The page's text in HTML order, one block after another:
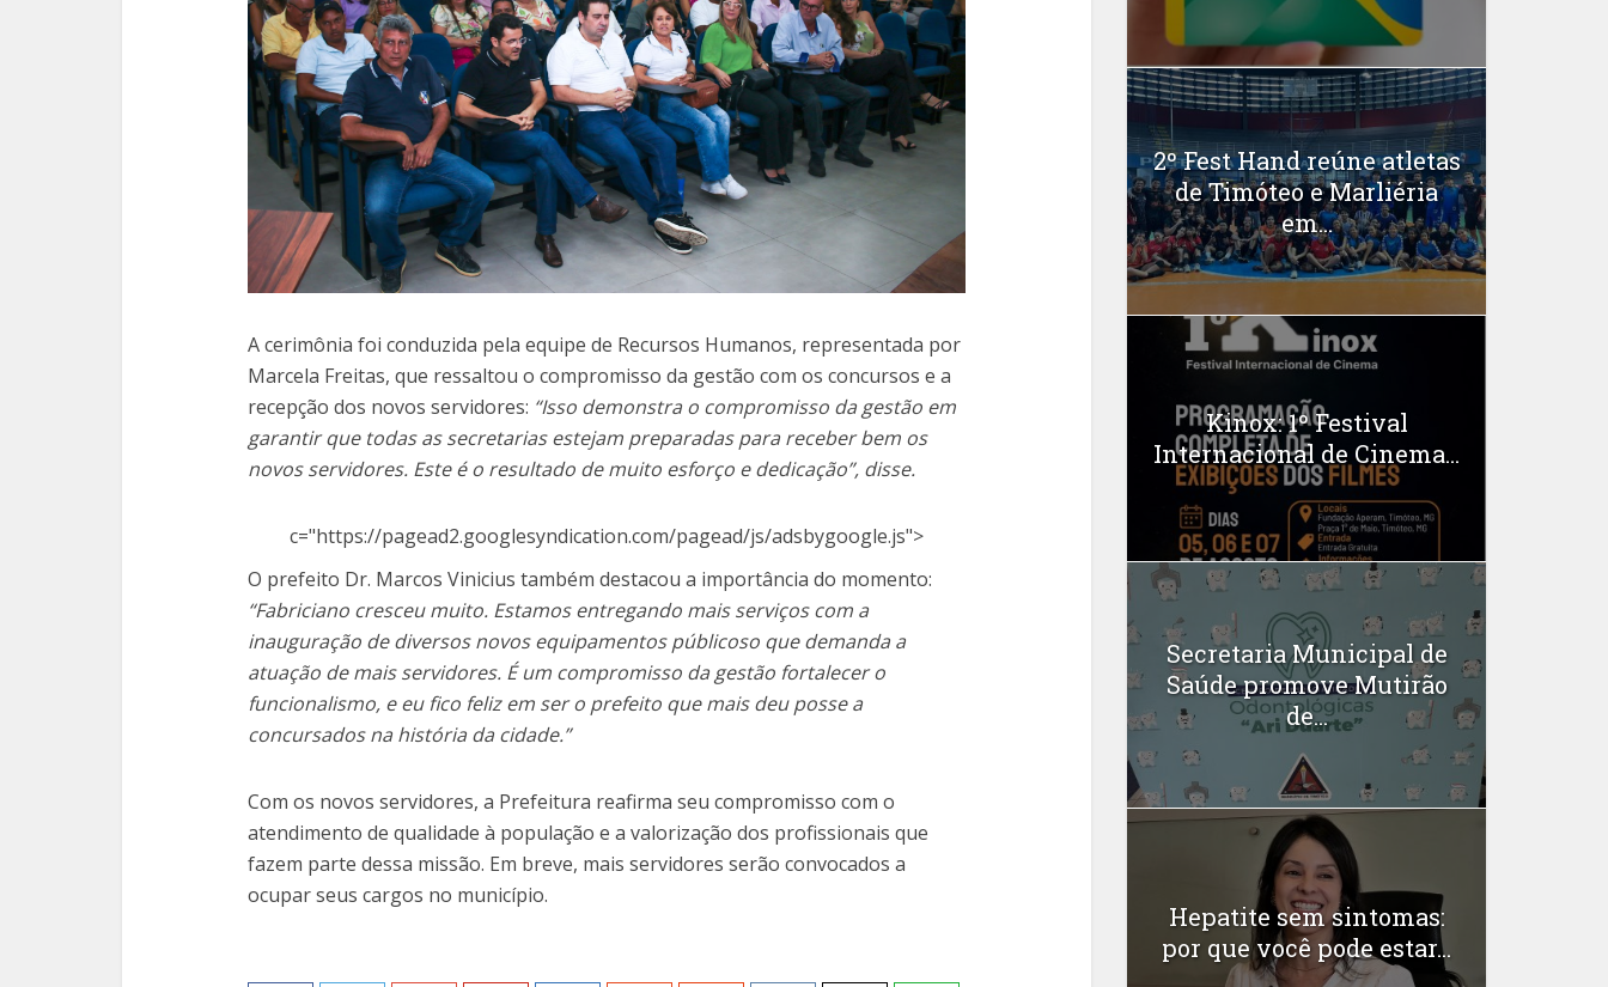
A cerimônia foi conduzida pela equipe de Recursos Humanos, representada por
Marcela Freitas, que ressaltou o compromisso da gestão com os concursos e a
recepção dos novos servidores: “Isso demonstra o compromisso da gestão em
garantir que todas as secretarias estejam preparadas para receber bem os
novos servidores. Este é o resultado de muito esforço e dedicação”, disse.
c="https://pagead2.googlesyndication.com/pagead/js/adsbygoogle.js">
O prefeito Dr. Marcos Vinicius também destacou a importância do momento:
“Fabriciano cresceu muito. Estamos entregando mais serviços com a
inauguração de diversos novos equipamentos públicoso que demanda a
atuação de mais servidores. É um compromisso da gestão fortalecer o
funcionalismo, e eu fico feliz em ser o prefeito que mais deu posse a
concursados na história da cidade.”
Com os novos servidores, a Prefeitura reafirma seu compromisso com o
atendimento de qualidade à população e a valorização dos profissionais que
fazem parte dessa missão. Em breve, mais servidores serão convocados a
ocupar seus cargos no município.
2º Fest Hand reúne atletas
de Timóteo e Marliéria
em...
Kinox: 1º Festival
Internacional de Cinema...
Secretaria Municipal de
Saúde promove Mutirão
de...
Hepatite sem sintomas:
por que você pode estar...